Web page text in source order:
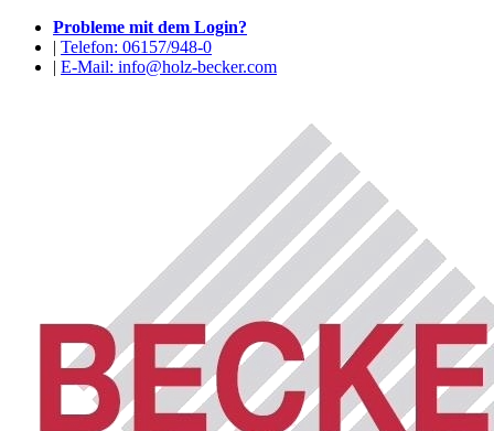
Probleme mit dem Login?
| Telefon: 06157/948-0
| E-Mail: info@holz-becker.com